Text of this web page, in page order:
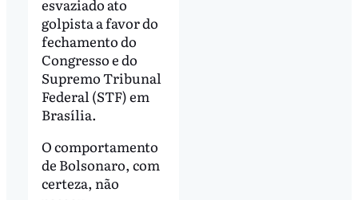
esvaziado ato
golpista a favor do
fechamento do
Congresso e do
Supremo Tribunal
Federal (STF) em
Brasília.
O comportamento
de Bolsonaro, com
certeza, não